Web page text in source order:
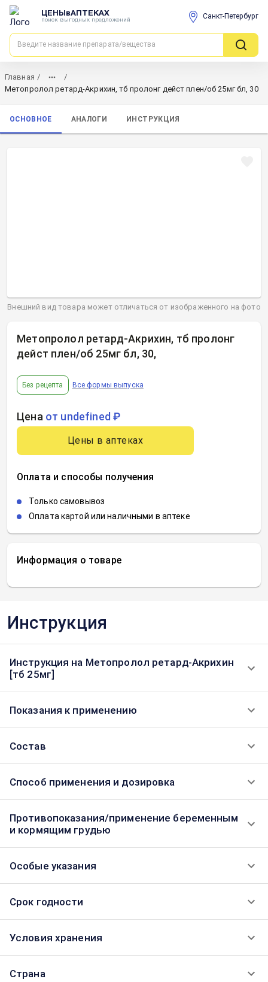
ЦЕНЫвАПТЕКАХ
поиск выгодных предложений Санкт-Петербург
Главная /
/
Метопролол ретард-Акрихин, тб пролонг дейст плен/об 25мг бл, 30
ОСНОВНОЕ АНАЛОГИ ИНСТРУКЦИЯ
Информация о товаре
Метопролол ретард-Акрихин, тб пролонг
дейст плен/об 25мг бл, 30,
Без рецепта Все формы выпуска
Цена от undefined ₽
Цены в аптеках
Оплата и способы получения
Только самовывоз
Оплата картой или наличными в аптеке
Внешний вид товара может отличаться от изображенного на фото
Инструкция
Инструкция на Метопролол ретард-Акрихин
[тб 25мг]
Показания к применению
Состав
Способ применения и дозировка
Противопоказания/применение беременным
и кормящим грудью
Особые указания
Срок годности
Условия хранения
Страна